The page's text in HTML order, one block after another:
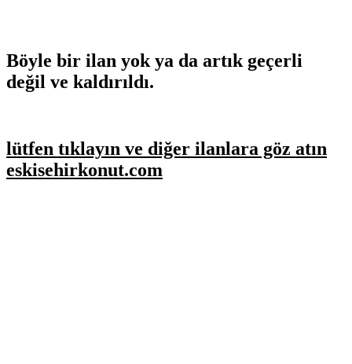
Böyle bir ilan yok ya da artık geçerli
değil ve kaldırıldı.
lütfen tıklayın ve diğer ilanlara göz atın
eskisehirkonut.com